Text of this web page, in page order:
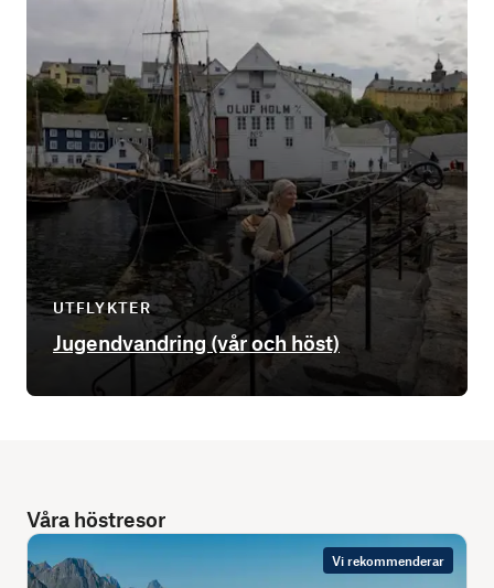
UTFLYKTER
Jugendvandring (vår och höst)
Våra höstresor
Vi rekommenderar